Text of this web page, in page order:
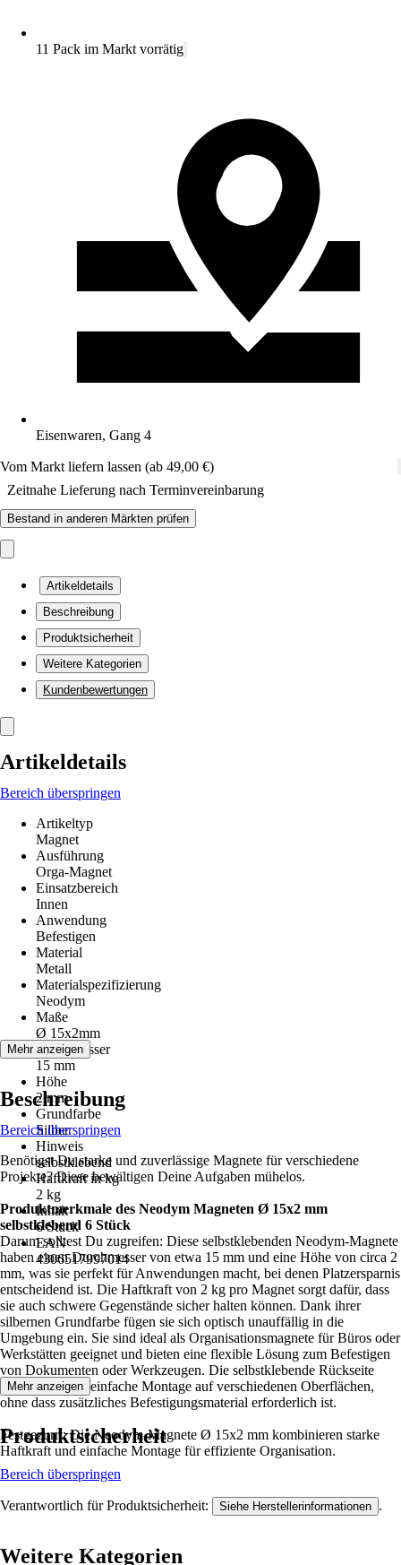
11 Pack im Markt vorrätig
Eisenwaren, Gang 4
Vom Markt liefern lassen (ab 49,00 €)
Zeitnahe Lieferung nach Terminvereinbarung
Bestand in anderen Märkten prüfen
Artikeldetails
Beschreibung
Produktsicherheit
Weitere Kategorien
Kundenbewertungen
Artikeldetails
Bereich überspringen
Artikeltyp
Magnet
Ausführung
Orga-Magnet
Einsatzbereich
Innen
Anwendung
Befestigen
Material
Metall
Materialspezifizierung
Neodym
Maße
Ø 15x2mm
Durchmesser
15 mm
Höhe
2 mm
Grundfarbe
Silber
Hinweis
selbstklebend
Haftkraft in kg
2 kg
Inhalt
6 Stück
EAN
4306517997014
Mehr anzeigen
Beschreibung
Bereich überspringen
Benötigst Du starke und zuverlässige Magnete für verschiedene
Projekte? Diese bewältigen Deine Aufgaben mühelos.
Produktmerkmale des Neodym Magneten Ø 15x2 mm
selbstklebend 6 Stück
Darum solltest Du zugreifen: Diese selbstklebenden Neodym-Magnete
haben einen Durchmesser von etwa 15 mm und eine Höhe von circa 2
mm, was sie perfekt für Anwendungen macht, bei denen Platzersparnis
entscheidend ist. Die Haftkraft von 2 kg pro Magnet sorgt dafür, dass
sie auch schwere Gegenstände sicher halten können. Dank ihrer
silbernen Grundfarbe fügen sie sich optisch unauffällig in die
Umgebung ein. Sie sind ideal als Organisationsmagnete für Büros oder
Werkstätten geeignet und bieten eine flexible Lösung zum Befestigen
von Dokumenten oder Werkzeugen. Die selbstklebende Rückseite
ermöglicht eine einfache Montage auf verschiedenen Oberflächen,
ohne dass zusätzliches Befestigungsmaterial erforderlich ist.
Festgezurrt: Die Neodym-Magnete Ø 15x2 mm kombinieren starke
Haftkraft und einfache Montage für effiziente Organisation.
Mehr anzeigen
Produktsicherheit
Bereich überspringen
Verantwortlich für Produktsicherheit: Siehe Herstellerinformationen .
Weitere Kategorien